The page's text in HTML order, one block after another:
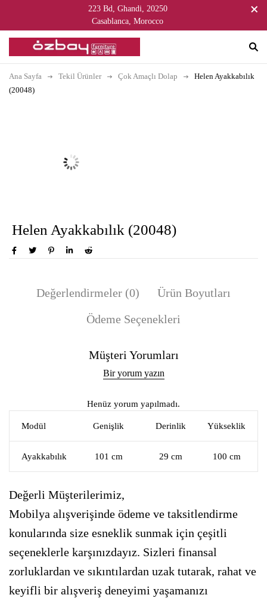
223 Bd, Ghandi, 20250
Casablanca, Morocco
Ana Sayfa Tekil Ürünler Çok Amaçlı Dolap
Helen Ayakkabılık
(20048)
Helen Ayakkabılık (20048)
Değerlendirmeler (0)
Ürün Boyutları
Ödeme Seçenekleri
Müşteri Yorumları
Bir yorum yazın
Henüz yorum yapılmadı.
Modül Genişlik Derinlik Yükseklik
Ayakkabılık 101 cm 29 cm 100 cm
Değerli Müşterilerimiz,
Mobilya alışverişinde ödeme ve taksitlendirme
konularında size esneklik sunmak için çeşitli
seçeneklerle karşınızdayız. Sizleri finansal
zorluklardan ve sıkıntılardan uzak tutarak, rahat ve
keyifli bir alışveriş deneyimi yaşamanızı